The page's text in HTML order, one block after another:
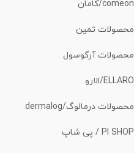
comeon/کامان
محصولات ثمین
محصولات آرگوسول
ELLARO/الارو
محصولات درمالوگ/dermalog
PI SHOP / پی شاپ